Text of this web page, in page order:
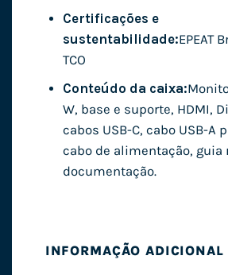
Certificações e
sustentabilidade:EPEAT
TCO
Conteúdo da caixa:
W, base e suporte, HDMI,
cabos USB-C, cabo USB-A
cabo de alimentação, guia
documentação.
INFORMAÇÃO ADICIONAL